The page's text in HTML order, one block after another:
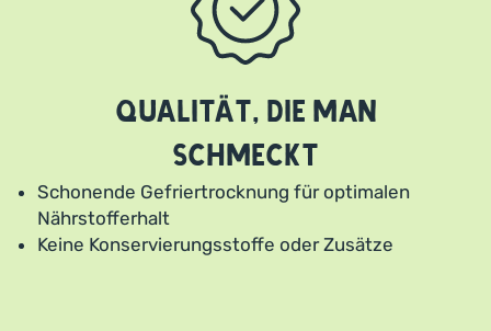
Qualität, die man
schmeckt
Schonende Gefriertrocknung für optimalen
Nährstofferhalt
Keine Konservierungsstoffe oder Zusätze